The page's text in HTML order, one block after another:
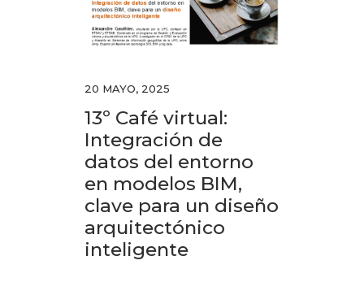
20 MAYO, 2025
13º Café virtual:
Integración de
datos del entorno
en modelos BIM,
clave para un diseño
arquitectónico
inteligente